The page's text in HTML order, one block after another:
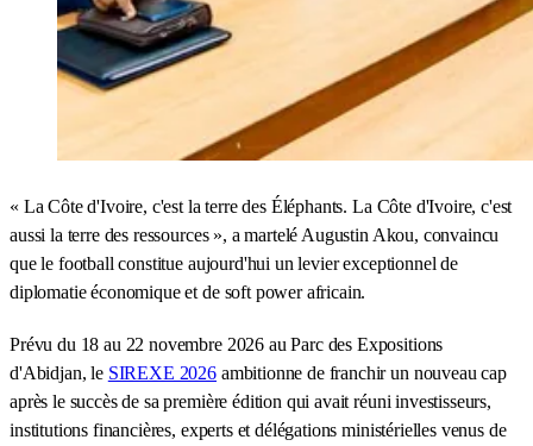
« La Côte d'Ivoire, c'est la terre des Éléphants. La Côte d'Ivoire, c'est
aussi la terre des ressources », a martelé Augustin Akou, convaincu
que le football constitue aujourd'hui un levier exceptionnel de
diplomatie économique et de soft power africain.
Prévu du 18 au 22 novembre 2026 au Parc des Expositions
d'Abidjan, le SIREXE 2026 ambitionne de franchir un nouveau cap
après le succès de sa première édition qui avait réuni investisseurs,
institutions financières, experts et délégations ministérielles venus de